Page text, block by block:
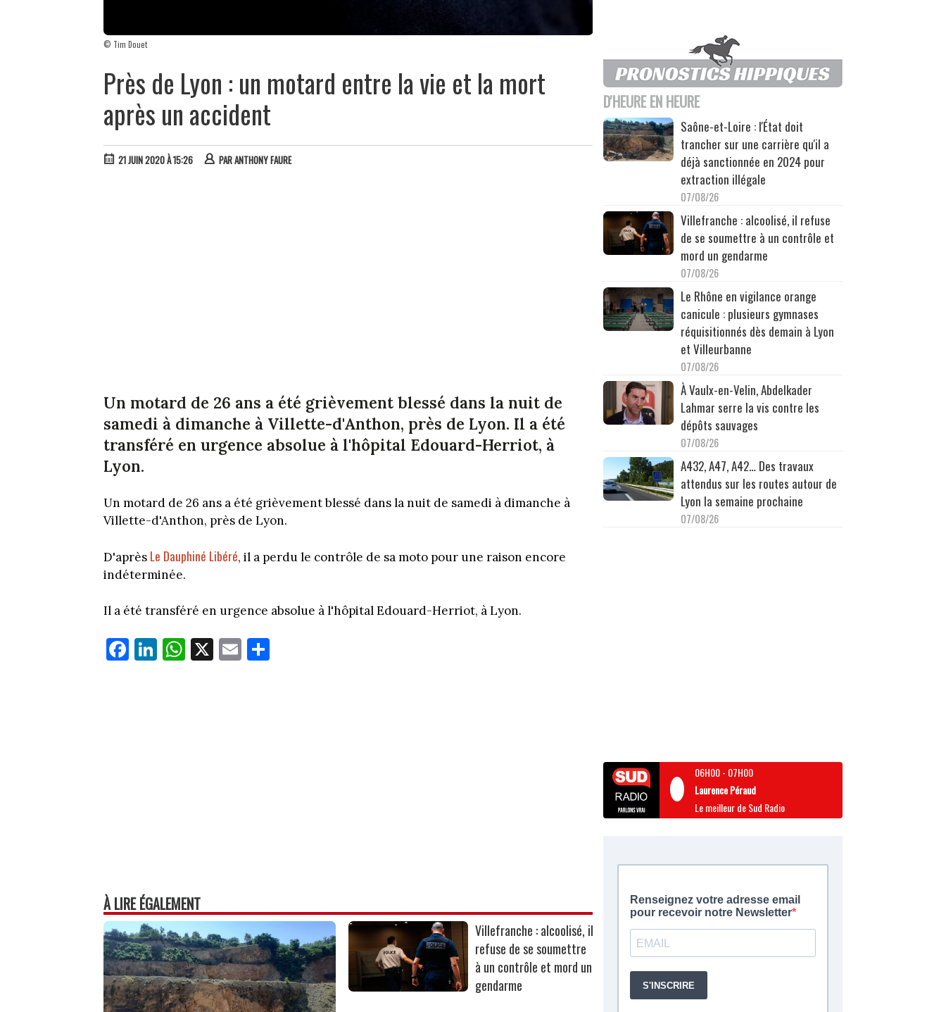
© Tim Douet
Près de Lyon : un motard entre la vie et la mort
après un accident
21 JUIN 2020 À 15:26 PARANTHONY FAURE
Un motard de 26 ans a été grièvement blessé dans la nuit de
samedi à dimanche à Villette-d'Anthon, près de Lyon. Il a été
transféré en urgence absolue à l'hôpital Edouard-Herriot, à
Lyon.
Un motard de 26 ans a été grièvement blessé dans la nuit de samedi à dimanche à
Villette-d'Anthon, près de Lyon.
D'après Le Dauphiné Libéré, il a perdu le contrôle de sa moto pour une raison encore
indéterminée.
Il a été transféré en urgence absolue à l'hôpital Edouard-Herriot, à Lyon.
Fa
ce
Li
nk
W
ha
X E
m
À LIRE ÉGALEMENT
Villefranche : alcoolisé, il
refuse de se soumettre
à un contrôle et mord un
gendarme
D'HEURE EN HEURE
Saône-et-Loire : l'État doit
trancher sur une carrière qu'il a
déjà sanctionnée en 2024 pour
extraction illégale
07/08/26
Villefranche : alcoolisé, il refuse
de se soumettre à un contrôle et
mord un gendarme
07/08/26
Le Rhône en vigilance orange
canicule : plusieurs gymnases
réquisitionnés dès demain à Lyon
et Villeurbanne
07/08/26
À Vaulx-en-Velin, Abdelkader
Lahmar serre la vis contre les
dépôts sauvages
07/08/26
A432, A47, A42… Des travaux
attendus sur les routes autour de
Lyon la semaine prochaine
07/08/26
06H00- 07H00
Laurence Péraud
Le meilleur de Sud Radio